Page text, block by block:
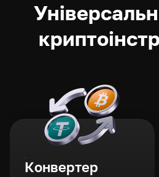
Конвертер